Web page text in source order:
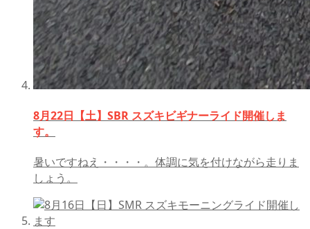
8月22日【土】SBR スズキビギナーライド開催しま
す。
暑いですねえ・・・・。体調に気を付けながら走りま
しょう。